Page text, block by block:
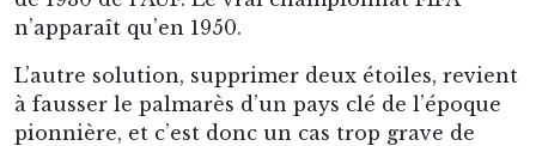
n’apparaît qu’en 1950.
L’autre solution, supprimer deux étoiles, revient
à fausser le palmarès d’un pays clé de l’époque
pionnière, et c’est donc un cas trop grave de